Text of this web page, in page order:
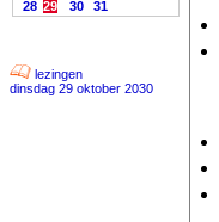
28 29 30 31
lezingen
dinsdag 29 oktober 2030